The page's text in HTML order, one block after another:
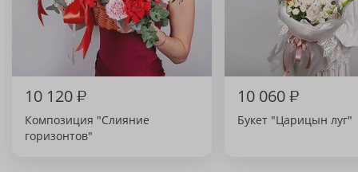
10 120₽
Композиция "Слияние
горизонтов"
10 060₽
Букет "Царицын луг"